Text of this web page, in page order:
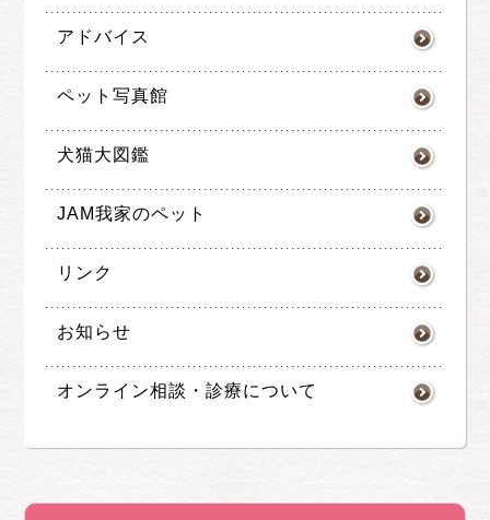
アドバイス
ペット写真館
犬猫大図鑑
JAM我家のペット
リンク
お知らせ
オンライン相談・診療について